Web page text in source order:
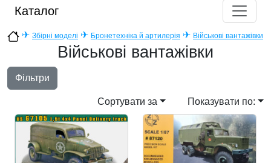
Каталог
✈ Збірні моделі ✈ Бронетехніка й артилерія ✈ Військові вантажівки
Військові вантажівки
Фільтри
Сортувати за Показувати по: